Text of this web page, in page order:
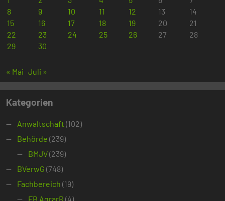
8
9 10 11 12 13
14
15
16 17 18 19 20
21
22
23 24 25 26 27
28
29
30
« Mai Juli »
Kategorien
Anwaltschaft (102)
Behörde (239)
BMJV(239)
BVerwG (748)
Fachbereich (19)
FB AgrarR (4)